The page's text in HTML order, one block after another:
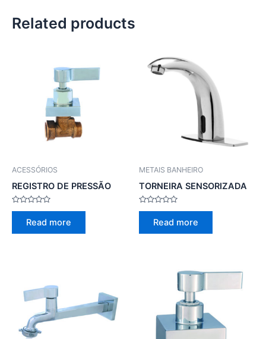
Related products
ACESSÓRIOS
REGISTRO DE PRESSÃO
Rated
Read more
METAIS BANHEIRO
TORNEIRA SENSORIZADA
Rated
Read more